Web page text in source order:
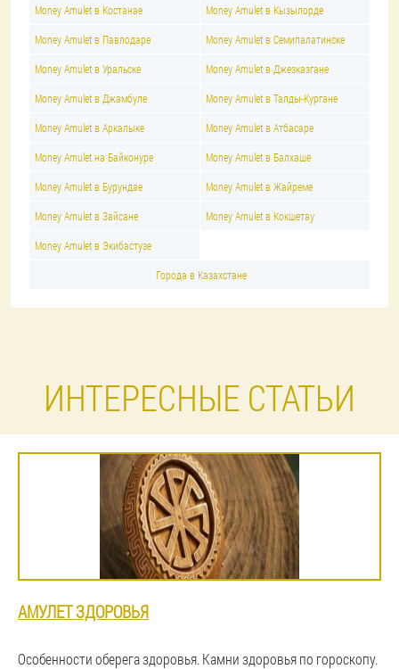
Money Amulet в Костанае Money Amulet в Кызылорде
Money Amulet в Павлодаре Money Amulet в Семипалатинске
Money Amulet в Уральске Money Amulet в Джезказгане
Money Amulet в Джамбуле Money Amulet в Талды-Кургане
Money Amulet в Аркалыке Money Amulet в Атбасаре
Money Amulet на Байконуре Money Amulet в Балхаше
Money Amulet в Бурундае Money Amulet в Жайреме
Money Amulet в Зайсане Money Amulet в Кокшетау
Money Amulet в Экибастузе
Города в Казахстане
ИНТЕРЕСНЫЕ СТАТЬИ
АМУЛЕТ ЗДОРОВЬЯ
Особенности оберега здоровья. Камни здоровья по гороскопу.